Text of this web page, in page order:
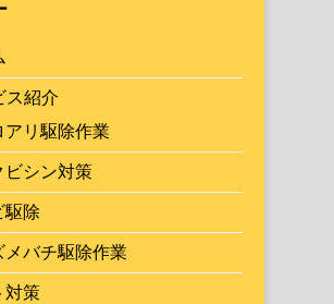
ス紹介
アリ駆除作業
ビシン対策
駆除
メバチ駆除作業
対策